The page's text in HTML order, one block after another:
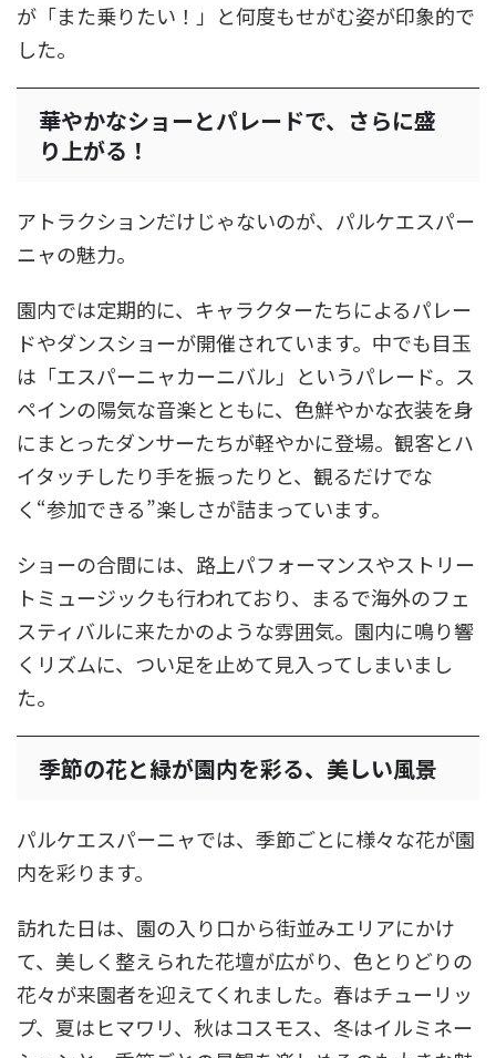
が「また乗りたい！」と何度もせがむ姿が印象的で
した。
華やかなショーとパレードで、さらに盛
り上がる！
アトラクションだけじゃないのが、パルケエスパー
ニャの魅力。
園内では定期的に、キャラクターたちによるパレー
ドやダンスショーが開催されています。中でも目玉
は「エスパーニャカーニバル」というパレード。ス
ペインの陽気な音楽とともに、色鮮やかな衣装を身
にまとったダンサーたちが軽やかに登場。観客とハ
イタッチしたり手を振ったりと、観るだけでな
く“参加できる”楽しさが詰まっています。
ショーの合間には、路上パフォーマンスやストリー
トミュージックも行われており、まるで海外のフェ
スティバルに来たかのような雰囲気。園内に鳴り響
くリズムに、つい足を止めて見入ってしまいまし
た。
季節の花と緑が園内を彩る、美しい風景
パルケエスパーニャでは、季節ごとに様々な花が園
内を彩ります。
訪れた日は、園の入り口から街並みエリアにかけ
て、美しく整えられた花壇が広がり、色とりどりの
花々が来園者を迎えてくれました。春はチューリッ
プ、夏はヒマワリ、秋はコスモス、冬はイルミネー